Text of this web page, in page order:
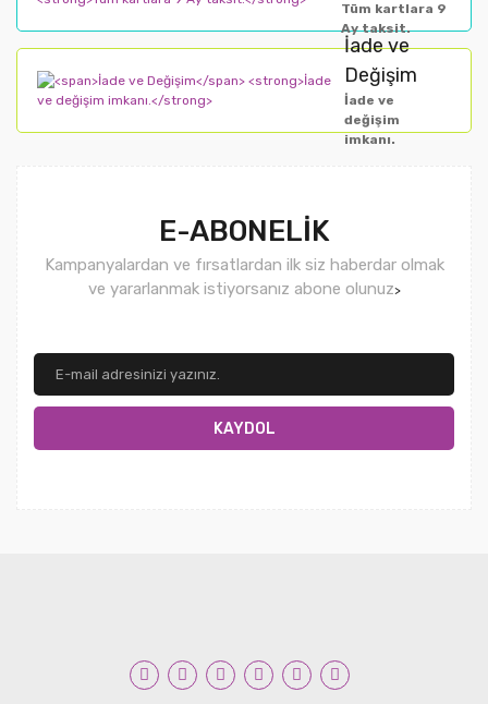
Tüm kartlara 9
Ay taksit.
İade ve
Değişim
İade ve
değişim
imkanı.
E-ABONELİK
Kampanyalardan ve fırsatlardan ilk siz haberdar olmak
ve yararlanmak istiyorsanız abone olunuz>
KAYDOL